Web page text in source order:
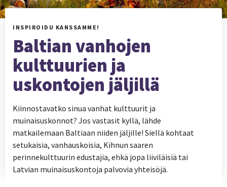
INSPIROIDU KANSSAMME!
Baltian vanhojen
kulttuurien ja
uskontojen jäljillä
Kiinnostavatko sinua vanhat kulttuurit ja
muinaisuskonnot? Jos vastasit kyllä, lähde
matkailemaan Baltiaan niiden jäljille! Siellä kohtaat
setukaisia, vanhauskoisia, Kihnun saaren
perinnekulttuurin edustajia, ehkä jopa liiviläisiä tai
Latvian muinaisuskontoja palvovia yhteisöjä.